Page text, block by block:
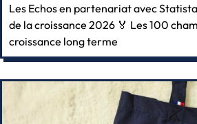
Les Echos en partenariat avec
de la croissance 2026 🏅 Les 100
croissance long terme